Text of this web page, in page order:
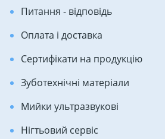
Питання - відповідь
Оплата і доставка
Сертифікати на продукцію
Зуботехнічні матеріали
Мийки ультразвукові
Нігтьовий сервіс